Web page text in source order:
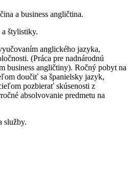
a business angličtina.
štylistiky.
anglického jazyka,
(Práca pre nadnárodnú
business angličtiny). Ročný pobyt na
doučiť sa španielsky jazyk,
pozbierať skúsenosti z
absolvovanie predmetu na
služby.